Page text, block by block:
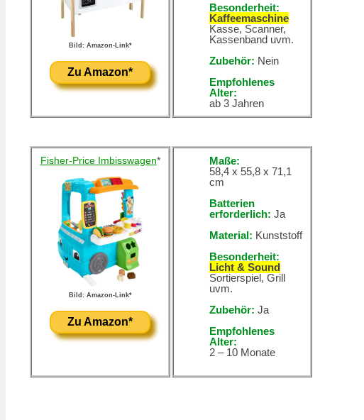
Bild: Amazon-Link*
Zu Amazon*
Besonderheit:
Kaffeemaschine
Kasse, Scanner,
Kassenband uvm.
Zubehör: Nein
Empfohlenes
Alter:
ab 3 Jahren
Fisher-Price Imbisswagen*
Bild: Amazon-Link*
Zu Amazon*
Maße:
58,4 x 55,8 x 71,1
cm
Batterien
erforderlich: Ja
Material: Kunststoff
Besonderheit:
Licht & Sound
Sortierspiel, Grill
uvm.
Zubehör: Ja
Empfohlenes
Alter:
2 – 10 Monate